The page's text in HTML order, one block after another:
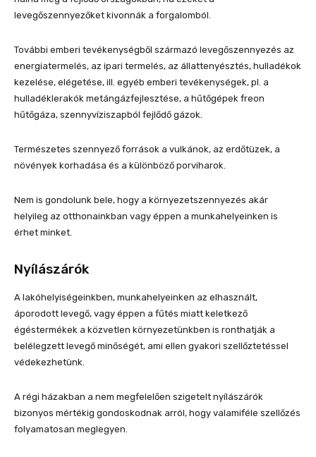
levegőszennyezőket kivonnák a forgalomból.
További emberi tevékenységből származó levegőszennyezés az
energiatermelés, az ipari termelés, az állattenyésztés, hulladékok
kezelése, elégetése, ill. egyéb emberi tevékenységek, pl. a
hulladéklerakók metángázfejlesztése, a hűtőgépek freon
hűtőgáza, szennyvíziszapból fejlődő gázok.
Természetes szennyező források a vulkánok, az erdőtüzek, a
növények korhadása és a különböző porviharok.
Nem is gondolunk bele, hogy a környezetszennyezés akár
helyileg az otthonainkban vagy éppen a munkahelyeinken is
érhet minket.
Nyílászárók
A lakóhelyiségeinkben, munkahelyeinken az elhasznált,
áporodott levegő, vagy éppen a fűtés miatt keletkező
égéstermékek a közvetlen környezetünkben is ronthatják a
belélegzett levegő minőségét, ami ellen gyakori szellőztetéssel
védekezhetünk.
A régi házakban a nem megfelelően szigetelt nyílászárók
bizonyos mértékig gondoskodnak arról, hogy valamiféle szellőzés
folyamatosan meglegyen.